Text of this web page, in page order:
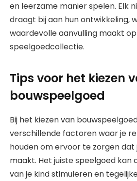
en leerzame manier spelen. Elk
draagt bij aan hun ontwikkeling,
waardevolle aanvulling maakt
speelgoedcollectie.
Tips voor het kiezen
bouwspeelgoed
Bij het kiezen van
verschillende factoren waar je
houden om ervoor te zorgen dat
maakt. Het juiste speelgoed kan
van je kind stimuleren en